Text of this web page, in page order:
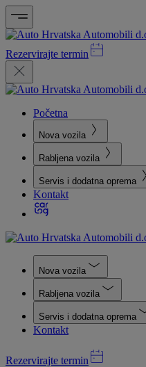
Rezervirajte termin
Početna
Nova vozila
Rabljena vozila
Servis i dodatna oprema
Kontakt
Nova vozila
Rabljena vozila
Servis i dodatna oprema
Kontakt
Rezervirajte termin